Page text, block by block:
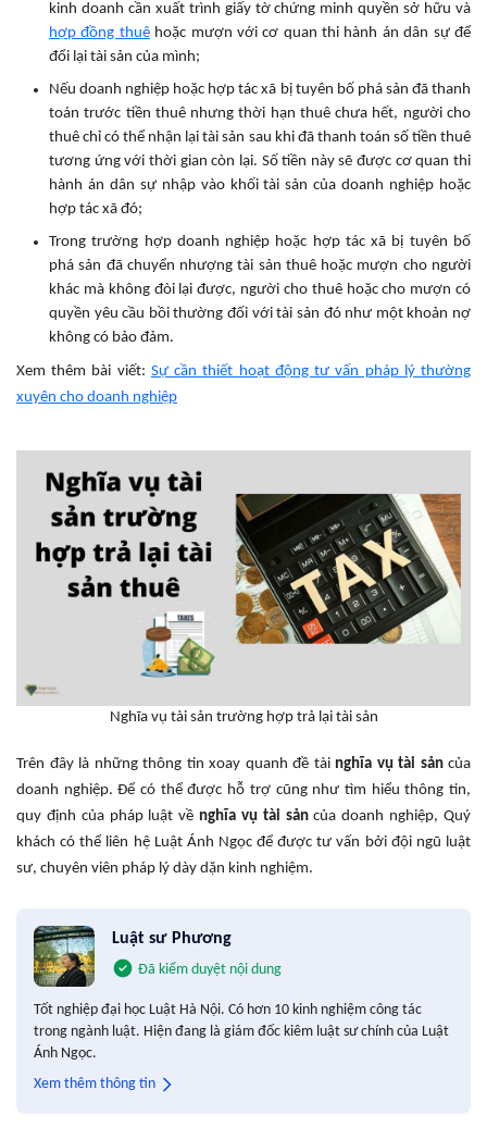
kinh doanh cần xuất trình giấy tờ chứng minh quyền sở hữu và
hợp đồng thuêhoặc mượn với cơ quan thi hành án dân sự để
đổi lại tài sản của mình;
Nếu doanh nghiệp hoặc hợp tác xã bị tuyên bố phá sản đã thanh
toán trước tiền thuê nhưng thời hạn thuê chưa hết, người cho
thuê chỉ có thể nhận lại tài sản sau khi đã thanh toán số tiền thuê
tương ứng với thời gian còn lại. Số tiền này sẽ được cơ quan thi
hành án dân sự nhập vào khối tài sản của doanh nghiệp hoặc
hợp tác xã đó;
Trong trường hợp doanh nghiệp hoặc hợp tác xã bị tuyên bố
phá sản đã chuyển nhượng tài sản thuê hoặc mượn cho người
khác mà không đòi lại được, người cho thuê hoặc cho mượn có
quyền yêu cầu bồi thường đối với tài sản đó như một khoản nợ
không có bảo đảm.
Xem thêm bài viết: Sự cần thiết hoạt động tư vấn pháp lý thường
xuyên cho doanh nghiệp
Nghĩa vụ tài sản trường hợp trả lại tài sản
Trên đây là những thông tin xoay quanh đề tài nghĩa vụ tài sảncủa
doanh nghiệp. Để có thể được hỗ trợ cũng như tìm hiểu thông tin,
quy định của pháp luật về nghĩa vụ tài sảncủa doanh nghiệp, Quý
khách có thể liên hệ Luật Ánh Ngọc để được tư vấn bởi đội ngũ luật
sư, chuyên viên pháp lý dày dặn kinh nghiệm.
Luật sư Phương
Đã kiểm duyệt nội dung
Tốt nghiệp đại học Luật Hà Nội. Có hơn 10 kinh nghiệm công tác
trong ngành luật. Hiện đang là giám đốc kiêm luật sư chính của Luật
Ánh Ngọc.
Xem thêm thông tin